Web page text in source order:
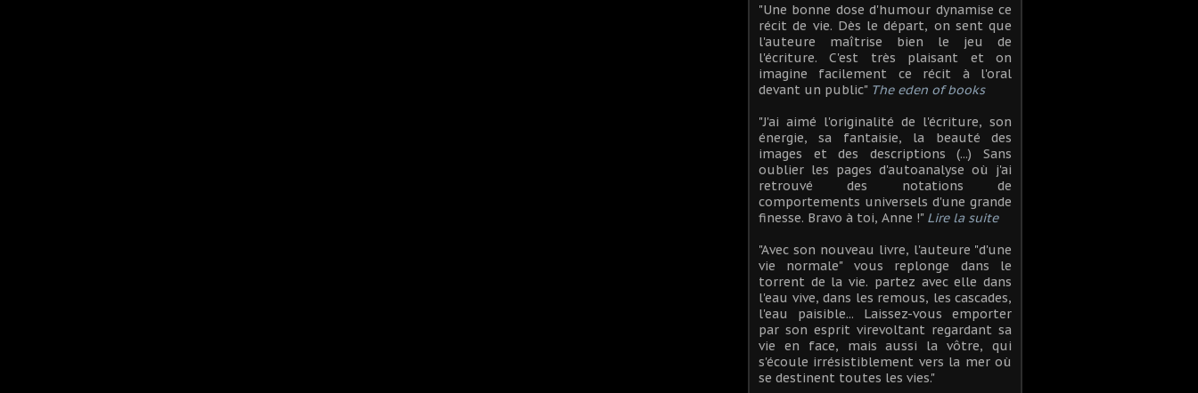
"Une bonne dose d'humour dynamise ce
récit de vie. Dès le départ, on sent que
l'auteure maîtrise bien le jeu de
l'écriture. C'est très plaisant et on
imagine facilement ce récit à l'oral
devant un public" The eden of books
"J'ai aimé l'originalité de l'écriture, son
énergie, sa fantaisie, la beauté des
images et des descriptions (...) Sans
oublier les pages d'autoanalyse où j'ai
retrouvé des notations de
comportements universels d'une grande
finesse. Bravo à toi, Anne !" Lire la suite
"Avec son nouveau livre, l'auteure "d'une
vie normale" vous replonge dans le
torrent de la vie. partez avec elle dans
l'eau vive, dans les remous, les cascades,
l'eau paisible... Laissez-vous emporter
par son esprit virevoltant regardant sa
vie en face, mais aussi la vôtre, qui
s'écoule irrésistiblement vers la mer où
se destinent toutes les vies."